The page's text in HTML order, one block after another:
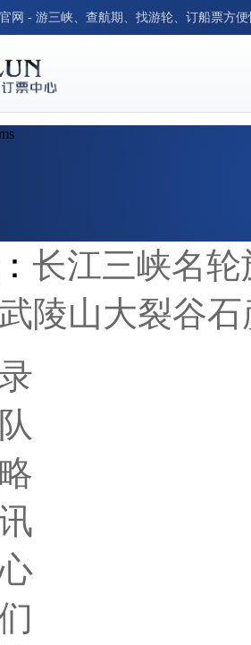
网 - 游三峡、查航期、找游轮、订船票方
长江三峡名
武陵山大裂谷